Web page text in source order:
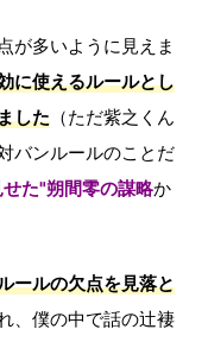
が多いように見えま
に使えるルールとし
した （ただ紫之くん
バンルールのことだ
た"朔間零の謀略か
ールの欠点を見落と
、僕の中で話の辻褄